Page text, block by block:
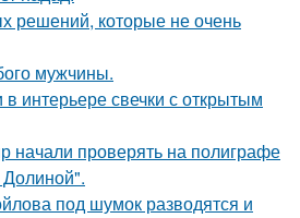
решений, которые не очень
мужчины.
интерьере свечки с открытым
начали проверять на полиграфе
под шумок разводятся и